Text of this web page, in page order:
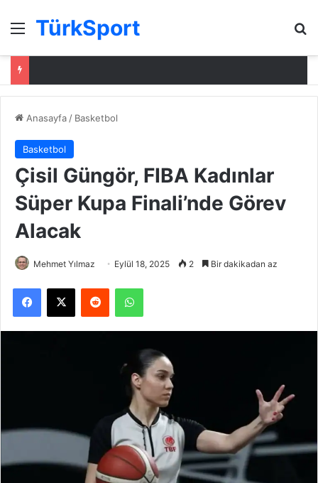
Menü
TürkSport
Anasayfa / Basketbol
Basketbol
Çisil Güngör, FIBA Kadınlar
Süper Kupa Finali’nde Görev
Alacak
Mehmet Yılmaz Eylül 18, 2025 2 Bir dakikadan az
Facebook
X Reddit WhatsApp